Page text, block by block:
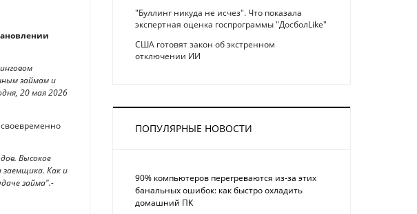
займам и
20 мая 2026
Высокое
заемщика. Как и
займа".-
"Буллинг никуда не исчез". Что показала
экспертная оценка госпрограммы "ДосболLike"
США готовят закон об экстренном
отключении ИИ
ПОПУЛЯРНЫЕ НОВОСТИ
90% компьютеров перегреваются из-за этих
банальных ошибок: как быстро охладить
домашний ПК